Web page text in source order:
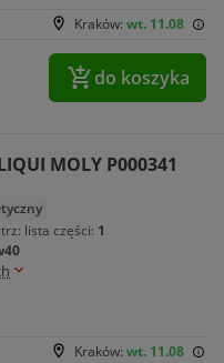
Kraków: wt. 11.08
do koszyka
MOLY P000341
lista części: 1
Kraków: wt. 11.08